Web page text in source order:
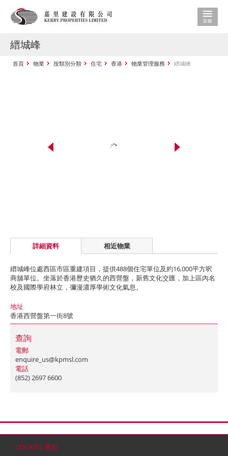
COOKIES 通知
縉城峰
首頁 物業 按類別分類 住宅 香港 物業管理服務 縉城峰
詳細資料 相近物業
縉城峰位處西區市區重建項目，提供488個住宅單位及約16,000平方呎
商舖單位。坐落於香港歷史猶久的西營盤，新舊文化交匯，加上區內名
校及國際學府林立，彌漫濃厚學術文化氣息。
地址
香港西營盤第一街8號
查詢
電郵
enquire_us@kpmsl.com
電話
(852) 2697 6600
© 2026 嘉里建設有限公司 (於百慕達註冊成立之有限公司)